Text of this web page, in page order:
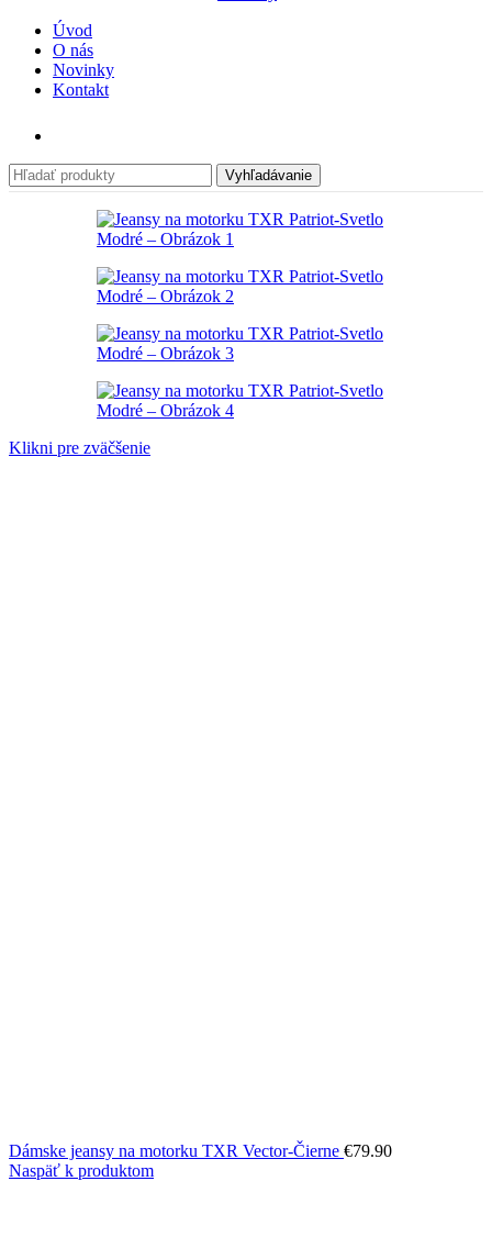
Úvod
O nás
Novinky
Kontakt
Vyhľadávanie
Klikni pre zväčšenie
Dámske jeansy na motorku TXR Vector-Čierne €79.90
Naspäť k produktom